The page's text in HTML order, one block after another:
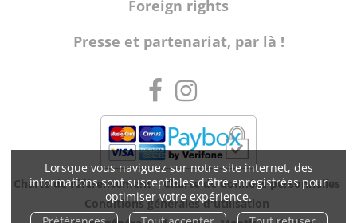
Lorsque vous naviguez sur notre site internet, des
informations sont susceptibles d'être enregistrées pour
optimiser votre expérience.
Foreign rights
Presse et partenariat, par là !
Charte de référencement
Charte de données personnelles
Conditions générales d'utilisation